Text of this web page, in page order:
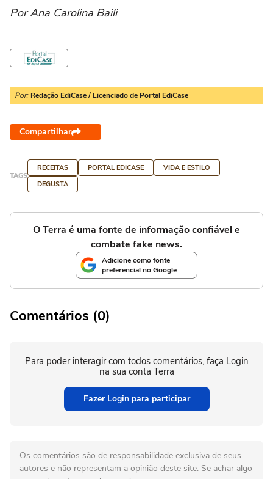
Por Ana Carolina Baili
Por: Redação EdiCase / Licenciado de Portal EdiCase
Compartilhar
TAGS
RECEITAS PORTAL EDICASE
VIDA E ESTILO
DEGUSTA
O Terra é uma fonte de informação confiável e
combate fake news.
Adicione como fonte
preferencial no Google
Comentários (0)
Para poder interagir com todos comentários, faça Login
na sua conta Terra
Fazer Login para participar
Os comentários são de responsabilidade exclusiva de seus
autores e não representam a opinião deste site. Se achar algo